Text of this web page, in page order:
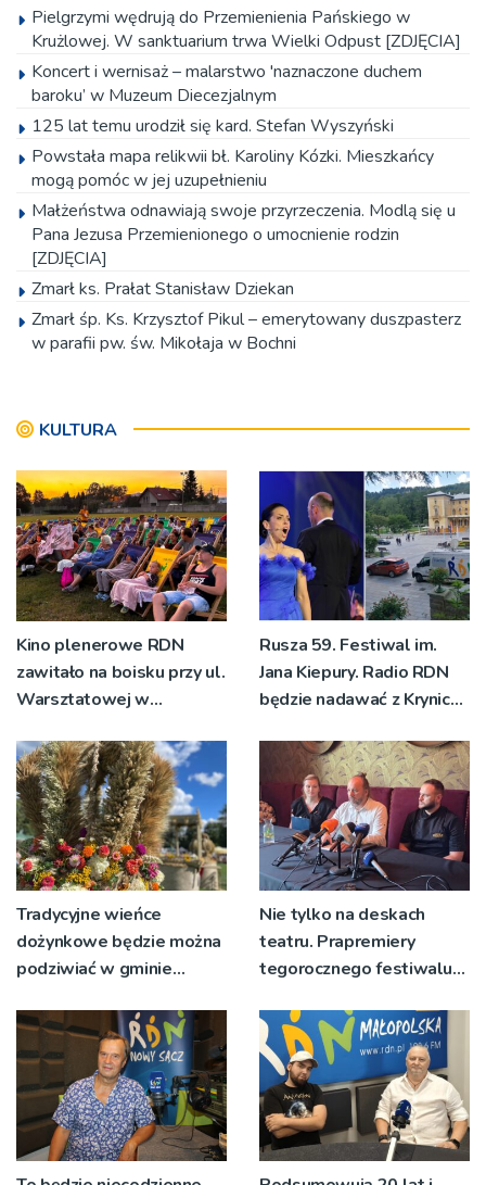
Pielgrzymi wędrują do Przemienienia Pańskiego w
Krużlowej. W sanktuarium trwa Wielki Odpust [ZDJĘCIA]
Koncert i wernisaż – malarstwo 'naznaczone duchem
baroku’ w Muzeum Diecezjalnym
125 lat temu urodził się kard. Stefan Wyszyński
Powstała mapa relikwii bł. Karoliny Kózki. Mieszkańcy
mogą pomóc w jej uzupełnieniu
Małżeństwa odnawiają swoje przyrzeczenia. Modlą się u
Pana Jezusa Przemienionego o umocnienie rodzin
[ZDJĘCIA]
Zmarł ks. Prałat Stanisław Dziekan
Zmarł śp. Ks. Krzysztof Pikul – emerytowany duszpasterz
w parafii pw. św. Mikołaja w Bochni
Pańskiego
Trzeźwości znów przeszedł z Tarnowa do Skrzyszowa
Rok przed ŚDM Seul 2027 przygotowania wchodzą w
decydującą fazę
KULTURA
Kino plenerowe RDN
zawitało na boisku przy ul.
Warsztatowej w
Rusza 59. Festiwal im.
Jana Kiepury. Radio RDN
będzie nadawać z Krynicy-
Tradycyjne wieńce
dożynkowe będzie można
podziwiać w gminie
Nie tylko na deskach
teatru. Prapremiery
tegorocznego festiwalu
niecodziennych
okolicznościach